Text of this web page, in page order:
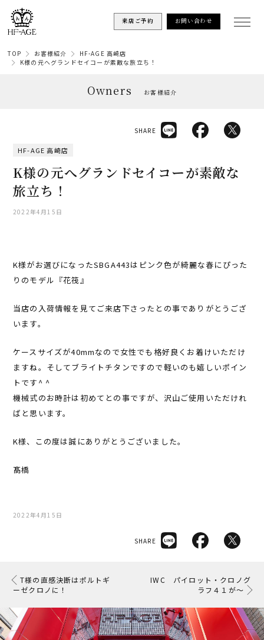
来店ご予約 お問い合わせ
TOP お客様紹介
HF-AGE 高崎店
K様の元へグランドセイコーが素敵な旅立ち！
Owners お客様紹介
HF-AGE 高崎店
K様の元へグランドセイコーが素敵な
旅立ち！
2022年4月15日
SHARE
K様がお選びになったSBGA443はピンク色が綺麗な春にぴった
りのモデル『花筏』
当店の入荷情報を見てご来店下さったとの事でありがとうござ
います。
ケースサイズが40mmなので女性でも格好良くお着けいただけ
ますね。そしてブライトチタンですので軽いのも嬉しいポイン
トです^ ^
機械式のお時計は初めてとの事ですが、沢山ご使用いただけれ
ばと思います。
K様、この度は誠にありがとうございました。
髙橋
2022年4月15日
SHARE
T様の直感決断はポルトギ
ーゼクロノに！
IWC パイロット・クロノグ
ラフ４１が～